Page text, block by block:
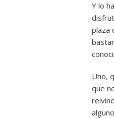
Y lo
plaza
Uno,
que